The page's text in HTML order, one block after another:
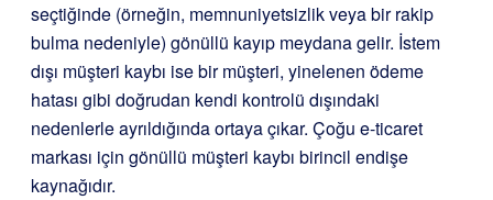
seçtiğinde (örneğin, memnuniyetsizlik veya bir rakip
bulma nedeniyle) gönüllü kayıp meydana gelir. İstem
dışı müşteri kaybı ise bir müşteri, yinelenen ödeme
hatası gibi doğrudan kendi kontrolü dışındaki
nedenlerle ayrıldığında ortaya çıkar. Çoğu e-ticaret
markası için gönüllü müşteri kaybı birincil endişe
kaynağıdır.